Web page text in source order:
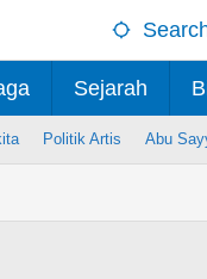
Sejarah
Politik Artis Abu